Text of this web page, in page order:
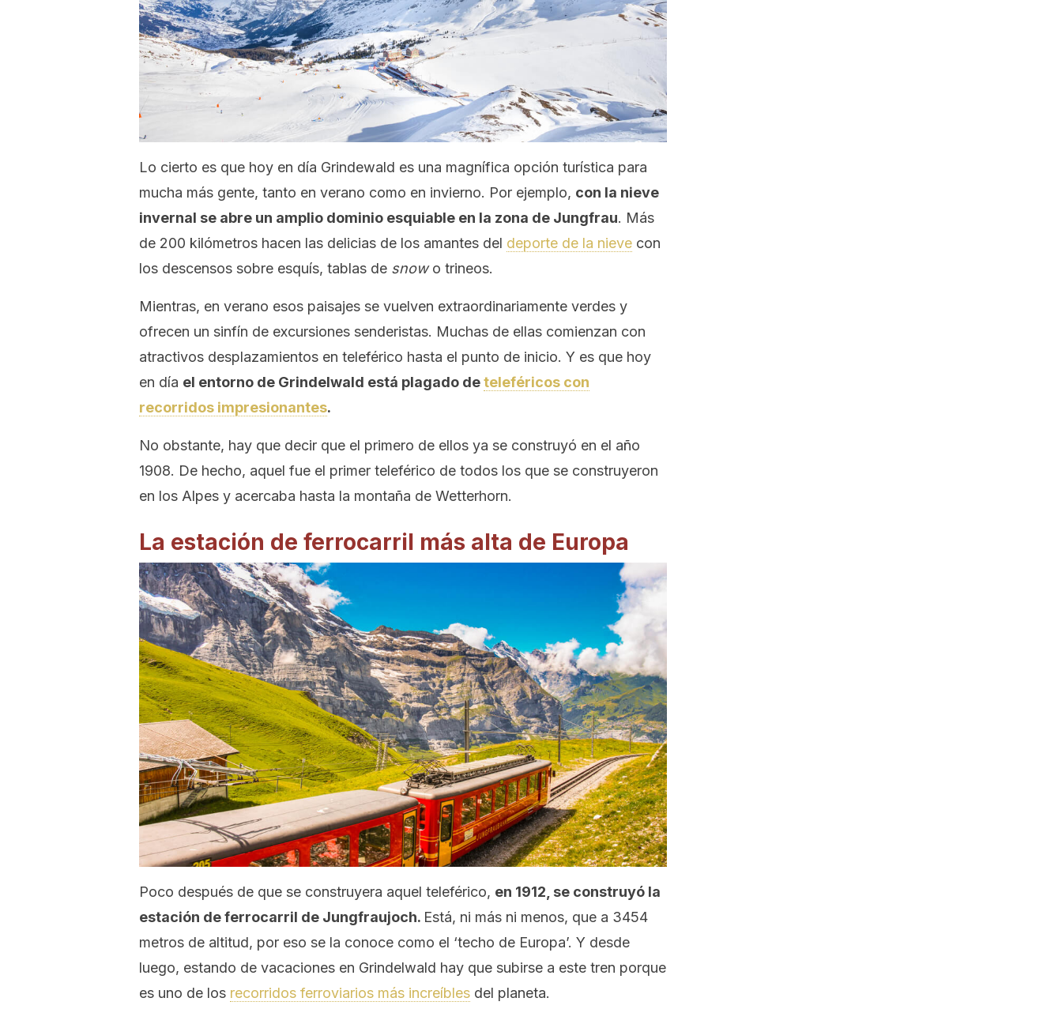
Lo cierto es que hoy en día Grindewald es una magnífica opción turística para
mucha más gente, tanto en verano como en invierno. Por ejemplo, con la nieve
invernal se abre un amplio dominio esquiable en la zona de Jungfrau. Más
de 200 kilómetros hacen las delicias de los amantes del deporte de la nieve con
los descensos sobre esquís, tablas de snowo trineos.
Mientras, en verano esos paisajes se vuelven extraordinariamente verdes y
ofrecen un sinfín de excursiones senderistas. Muchas de ellas comienzan con
atractivos desplazamientos en teleférico hasta el punto de inicio. Y es que hoy
en día el entorno de Grindelwald está plagado deteleféricos con
recorridos impresionantes.
No obstante, hay que decir que el primero de ellos ya se construyó en el año
1908. De hecho, aquel fue el primer teleférico de todos los que se construyeron
en los Alpes y acercaba hasta la montaña de Wetterhorn.
La estación de ferrocarril más alta de Europa
Poco después de que se construyera aquel teleférico, en 1912, se construyó la
estación de ferrocarril de Jungfraujoch. Está, ni más ni menos, que a 3454
metros de altitud, por eso se la conoce como el ‘techo de Europa’. Y desde
luego, estando de vacaciones en Grindelwald hay que subirse a este tren porque
es uno de los recorridos ferroviarios más increíbles del planeta.